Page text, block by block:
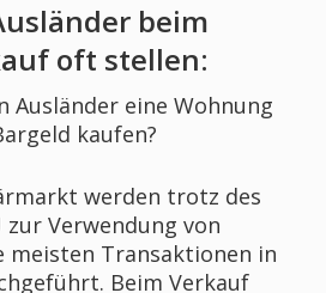
beim
oft stellen:
Ausländer eine Wohnung
kaufen?
werden trotz des
Verwendung von
meisten Transaktionen in
Beim Verkauf